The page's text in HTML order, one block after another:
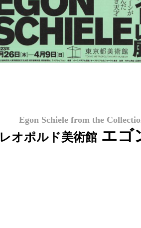
Egon Schiele from the
レオポルド美術館エゴ